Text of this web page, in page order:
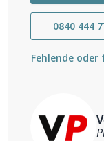
0840 444
Fehlende